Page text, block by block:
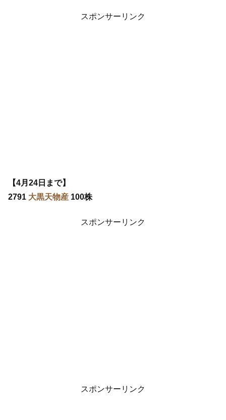
スポンサーリンク
【4月24日まで】
2791 大黒天物産 100株
スポンサーリンク
スポンサーリンク